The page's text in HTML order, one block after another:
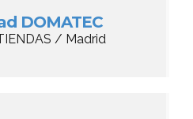
DOMATEC
/ Madrid